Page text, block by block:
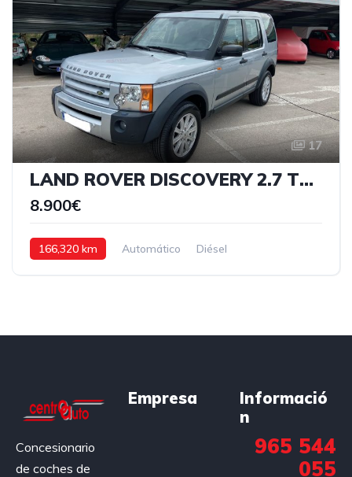
17
LAND ROVER DISCOVERY 2.7 TDV6 HSE 7 PL
8.900€
166,320 km Automático Diésel
Concesionario
de coches de
Empresa
Informació
n
965 544
055